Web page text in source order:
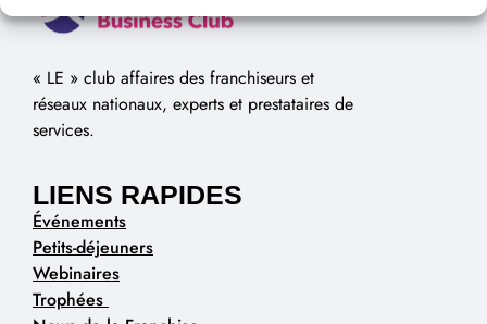
« LE » club affaires des franchiseurs et
réseaux nationaux, experts et prestataires de
services.
LIENS RAPIDES
Événements
Petits-déjeuners
Webinaires
Trophées